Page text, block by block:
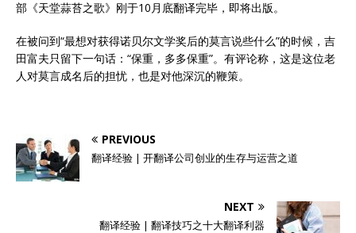
部《天堂蒜苔之歌》刚于10月底翻译完毕，即将出版。
在被问到“最想对获得诺贝尔文学奖后的莫言说些什么”的时候，吉
田富夫只留下一句话：“保重，多多保重”。有评论称，这是这位老
人对莫言成名后的担忧，也是对他深沉的鞭策。
PREVIOUS
翻译经验 | 开翻译公司创业的生存与运营之道
NEXT
翻译经验 | 翻译技巧之十大翻译利器